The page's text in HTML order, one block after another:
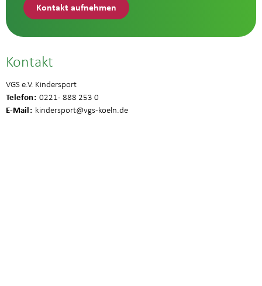
Kontakt aufnehmen
Kontakt
VGS e.V. Kindersport
Telefon 0221 - 888 253 0
E-Mail kindersport@vgs-koeln.de